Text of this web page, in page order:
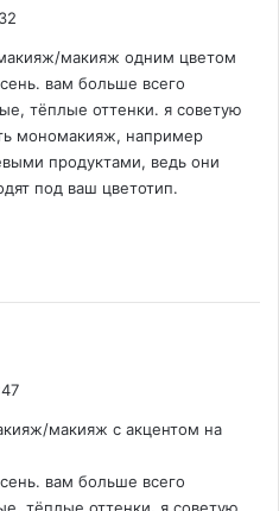
макияж одним цветом
вам больше всего
тёплые оттенки. я советую
мономакияж, например
продуктами, ведь они
под ваш цветотип.
макияж с акцентом на
вам больше всего